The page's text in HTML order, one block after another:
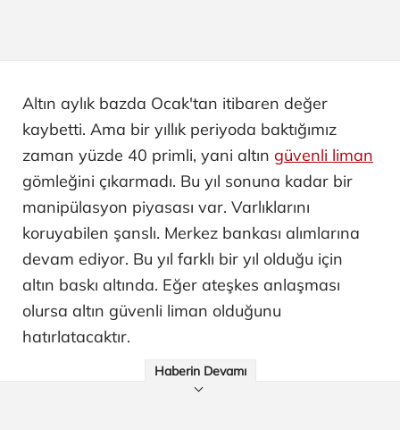
Altın aylık bazda Ocak'tan itibaren değer
kaybetti. Ama bir yıllık periyoda baktığımız
zaman yüzde 40 primli, yani altın güvenli liman
gömleğini çıkarmadı. Bu yıl sonuna kadar bir
manipülasyon piyasası var. Varlıklarını
koruyabilen şanslı. Merkez bankası alımlarına
devam ediyor. Bu yıl farklı bir yıl olduğu için
altın baskı altında. Eğer ateşkes anlaşması
olursa altın güvenli liman olduğunu
hatırlatacaktır.
Haberin Devamı